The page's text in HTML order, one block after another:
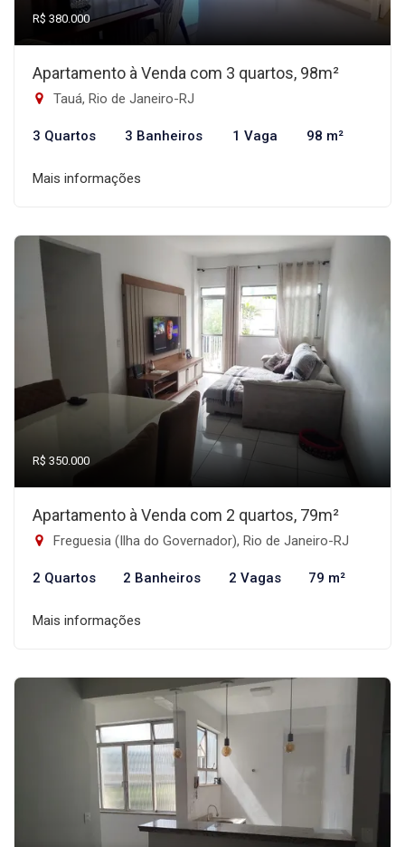
R$ 380.000
Apartamento à Venda com 3 quartos, 98m²
Tauá, Rio de Janeiro-RJ
3 Quartos 3 Banheiros 1 Vaga 98 m²
Mais informações
R$ 350.000
Apartamento à Venda com 2 quartos, 79m²
Freguesia (Ilha do Governador), Rio de Janeiro-RJ
2 Quartos 2 Banheiros 2 Vagas 79 m²
Mais informações